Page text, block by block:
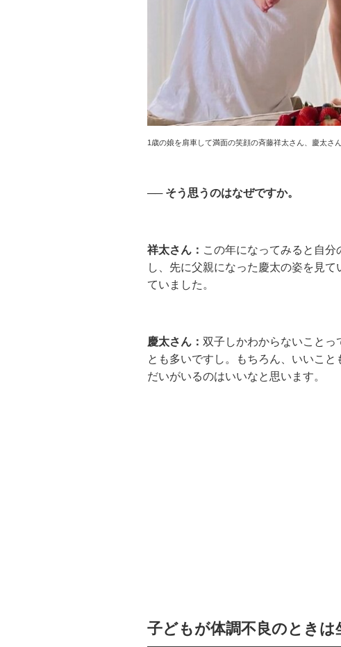
1歳の娘を肩車して満面の笑顔の斉藤祥太さん、慶太さん
── そう思うのはなぜですか。
祥太さん： この年になってみると自
し、先に父親になった慶太の姿を見
ていました。
慶太さん： 双子しかわからないことっ
とも多いですし。もちろん、いいこ
だいがいるのはいいなと思います。
子どもが体調不良のときは